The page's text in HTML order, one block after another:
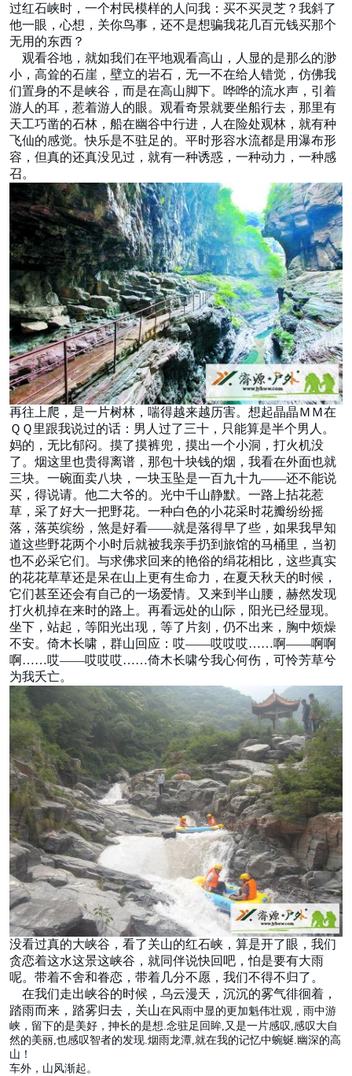
过红石峡时，一个村民模样的人问我：买不买灵芝？我斜了
他一眼，心想，关你鸟事，还不是想骗我花几百元钱买那个
无用的东西？
观看谷地，就如我们在平地观看高山，人显的是那么的渺
小，高耸的石崖，壁立的岩石，无一不在给人错觉，仿佛我
们置身的不是峡谷，而是在高山脚下。哗哗的流水声，引着
游人的耳，惹着游人的眼。观看奇景就要坐船行去，那里有
天工巧凿的石林，船在幽谷中行进，人在险处观林，就有种
飞仙的感觉。快乐是不驻足的。平时形容水流都是用瀑布形
容，但真的还真没见过，就有一种诱惑，一种动力，一种感
召。
再往上爬，是一片树林，喘得越来越历害。想起晶晶ＭＭ在
ＱＱ里跟我说过的话：男人过了三十，只能算是半个男人。
妈的，无比郁闷。摸了摸裤兜，摸出一个小洞，打火机没
了。烟这里也贵得离谱，那包十块钱的烟，我看在外面也就
三块。一碗面卖八块，一块玉坠是一百九十九——还不能说
买，得说请。他二大爷的。光中千山静默。一路上拈花惹
草，采了好大一把野花。一种白色的小花采时花瓣纷纷摇
落，落英缤纷，煞是好看——就是落得早了些，如果我早知
道这些野花两个小时后就被我亲手扔到旅馆的马桶里，当初
也不必采它们。与求佛求回来的艳俗的绢花相比，这些真实
的花花草草还是呆在山上更有生命力，在夏天秋天的时候，
它们甚至还会有自己的一场爱情。又来到半山腰，赫然发现
打火机掉在来时的路上。再看远处的山际，阳光已经显现。
坐下，站起，等阳光出现，等了片刻，仍不出来，胸中烦燥
不安。倚木长啸，群山回应：哎——哎哎哎……啊——啊啊
啊……哎——哎哎哎……倚木长啸兮我心何伤，可怜芳草兮
为我夭亡。
没看过真的大峡谷，看了关山的红石峡，算是开了眼，我们
贪恋着这水这景这峡谷，就同伴说快回吧，怕是要有大雨
呢。带着不舍和眷恋，带着几分不愿，我们不得不归了。
在我们走出峡谷的时候，乌云漫天，沉沉的雾气徘徊着，
踏雨而来，踏雾归去，关山在风雨中显的更加魁伟壮观，雨中游
峡，留下的是美好，抻长的是想.念驻足回眸,又是一片感叹,感叹大自
然的美丽,也感叹智者的发现.烟雨龙潭,就在我的记忆中蜿蜒.幽深的高
山！
车外，山风渐起。